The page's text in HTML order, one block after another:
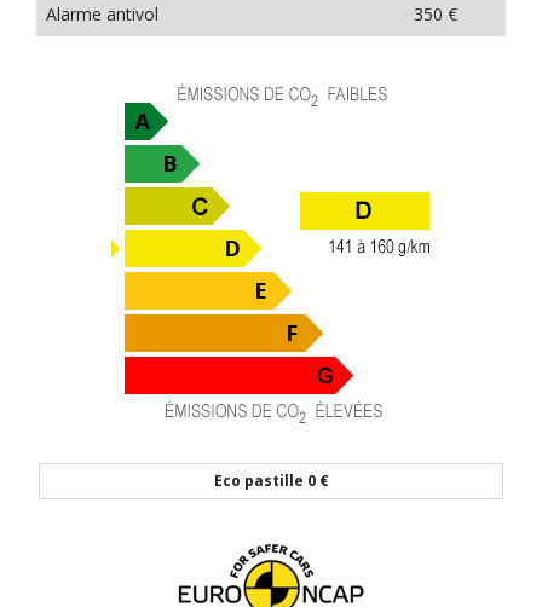
Alarme antivol 350 €
Eco pastille 0 €